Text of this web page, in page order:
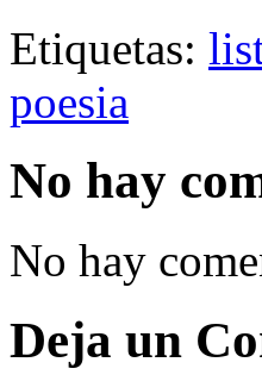
Etiquetas:
poesia
No hay
No hay
Deja un